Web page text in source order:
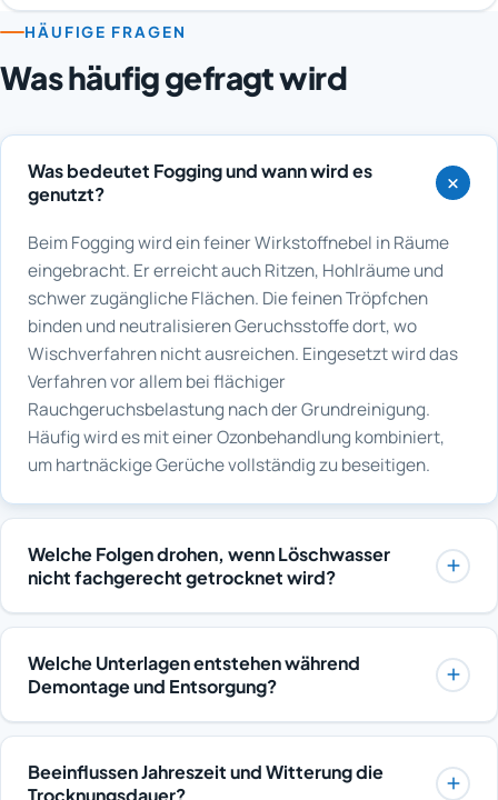
HÄUFIGE FRAGEN
Was häufig gefragt wird
Was bedeutet Fogging und wann wird es
genutzt?
Beim Fogging wird ein feiner Wirkstoffnebel in Räume
eingebracht. Er erreicht auch Ritzen, Hohlräume und
schwer zugängliche Flächen. Die feinen Tröpfchen
binden und neutralisieren Geruchsstoffe dort, wo
Wischverfahren nicht ausreichen. Eingesetzt wird das
Verfahren vor allem bei flächiger
Rauchgeruchsbelastung nach der Grundreinigung.
Häufig wird es mit einer Ozonbehandlung kombiniert,
um hartnäckige Gerüche vollständig zu beseitigen.
Welche Folgen drohen, wenn Löschwasser
nicht fachgerecht getrocknet wird?
Zurückbleibende Feuchtigkeit kann Schimmelbildung,
die Zersetzung von Dämmstoffen, aufquellende Böden
und Korrosion an Metallteilen sowie Leitungen
angrenzenden Bauteilen sind typisch. Solche
Folgeschäden sind häufig teurer als die ursprüngliche
Sanierung und werden von Versicherern bei
Welche Unterlagen entstehen während
Demontage und Entsorgung?
Dokumentiert werden der Zustand vor Beginn, der
Arbeitsfortschritt sowie alle ausgebauten Materialien
mit Art und Menge. Fotos, Aufmaße und Wiegescheine
Beeinflussen Jahreszeit und Witterung die